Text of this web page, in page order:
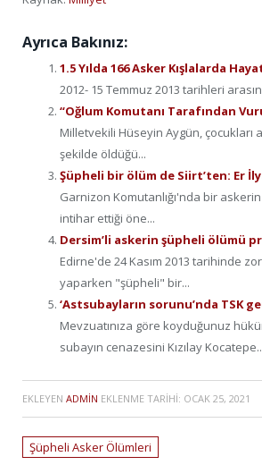
Ayrıca Bakınız:
1.5 Yılda 166 Asker Kışlalarda
2012- 15 Temmuz 2013 tarihleri
“Oğlum Komutanı Tarafından
Milletvekili Hüseyin Aygün, çocukları
şekilde öldüğü...
Şüpheli bir ölüm de Siirt’ten: Er
Garnizon Komutanlığı'nda bir
intihar ettiği öne...
Dersim’li askerin şüpheli ölümü
Edirne'de 24 Kasım 2013 tarihinde
yaparken "şüpheli" bir...
‘Astsubayların sorunu’nda TSK
Mevzuatınıza göre koyduğunuz
subayın cenazesini Kızılay
EKLEYEN ADMIN EKLENME TARIHI: OCAK 25, 2021
Şüpheli Asker Ölümleri